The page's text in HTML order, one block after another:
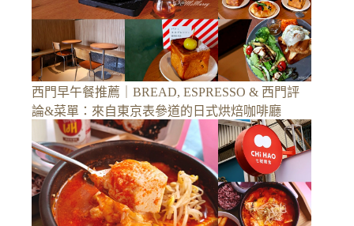
西門早午餐推薦｜BREAD, ESPRESSO & 西門評
論&菜單：來自東京表參道的日式烘焙咖啡廳